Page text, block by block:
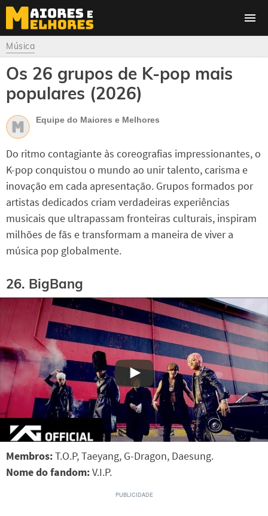
Música
Os 26 grupos de K-pop mais
populares (2026)
Equipe do Maiores e Melhores
Do ritmo contagiante às coreografias impressionantes, o
K-pop conquistou o mundo ao unir talento, carisma e
inovação em cada apresentação. Grupos formados por
artistas dedicados criam verdadeiras experiências
musicais que ultrapassam fronteiras culturais, inspiram
milhões de fãs e transformam a maneira de viver a
música pop globalmente.
26. BigBang
Membros:T.O.P, Taeyang, G-Dragon, Daesung.
Nome do fandom:V.I.P.